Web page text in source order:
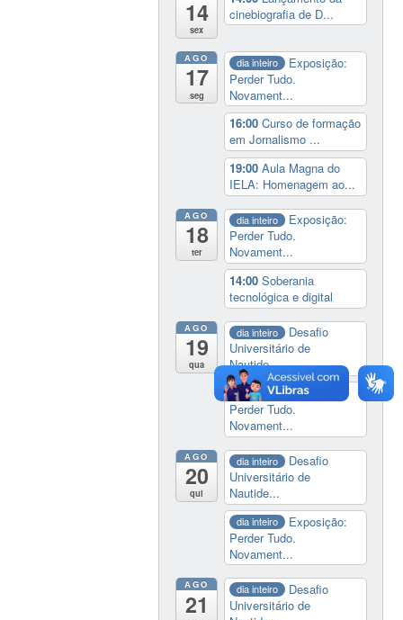
14
sex
cinebiografia de D...
AGO
17
seg
dia inteiro
Exposição:
Perder Tudo.
Novament...
16:00Curso de formação
em Jornalismo ...
19:00Aula Magna do
IELA: Homenagem ao...
AGO
18
ter
dia inteiro
Exposição:
Perder Tudo.
Novament...
14:00Soberania
tecnológica e digital
AGO
19
qua
dia inteiro
Desafio
Universitário de
Nautide...
dia inteiro
Exposição:
Perder Tudo.
Novament...
AGO
20
qui
dia inteiro
Desafio
Universitário de
Nautide...
dia inteiro
Exposição:
Perder Tudo.
Novament...
AGO
21
dia inteiro
Desafio
Universitário de